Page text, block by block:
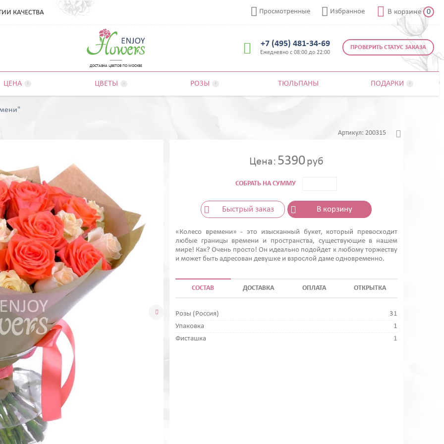
ДОСТАВКА ЦВЕТОВ ПО МОСКВЕ
 +7 (495) 481-34-69
Ежедневно с 08:00 до 22:00
 Просмотренные  Избранное  В корзине 0
ПРОВЕРИТЬ СТАТУС ЗАКАЗА
КАЧЕСТВА
ЦЕНА ЦВЕТЫ РОЗЫ ТЮЛЬПАНЫ ПОДАРКИ
Артикул: 200315

Цена: 5390руб
СОБРАТЬ НА СУММУ
Быстрый заказ В корзину
«Колесо времени» - это изысканный букет, который превосходит
любые границы времени и пространства, существующие в нашем
мире! Как? Очень просто! Он идеально подойдет к любому торжеству
и может быть адресован девушке и взрослой даме одновременно.
СОСТАВ ДОСТАВКА ОПЛАТА ОТКРЫТКА
Розы (Россия)
31
Упаковка
1
Фисташка
1
